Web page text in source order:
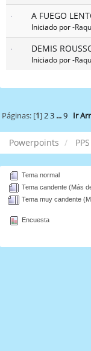
A FUEGO
Iniciado por-
DEMIS
Iniciado por-
Páginas: [1]2 3 ...9 Ir
Powerpoints
Tema normal
Tema candente (Más
Tema muy candente
Encuesta